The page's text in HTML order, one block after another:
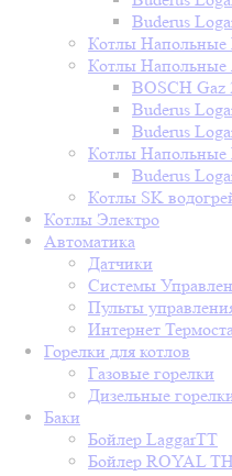
Buderus
Котлы Напольные
Котлы Напольные
BOSCH Gaz
Buderus
Buderus
Котлы Напольные
Buderus
Котлы SK
Котлы Электро
Автоматика
Датчики
Системы
Пульты
Интернет
Горелки для котлов
Газовые горелки
Дизельные
Баки
Бойлер LaggarTT
Бойлер ROYAL